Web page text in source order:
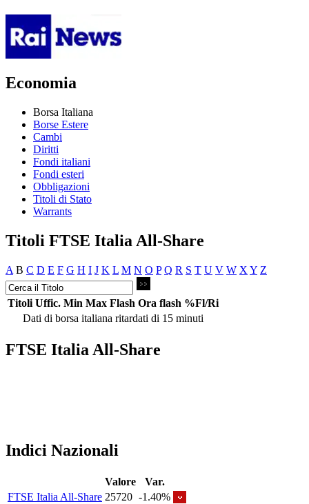
Economia
Borsa Italiana
Borse Estere
Cambi
Diritti
Fondi italiani
Fondi esteri
Obbligazioni
Titoli di Stato
Warrants
Titoli FTSE Italia All-Share
A B C D E F G H I J K L M N O P Q R S T U V W X Y Z
Titoli Uffic. Min Max Flash Ora flash %Fl/Ri
Dati di borsa italiana ritardati di 15 minuti
FTSE Italia All-Share
Indici Nazionali
Valore
Var.
FTSE Italia All-Share 25720 -1.40%